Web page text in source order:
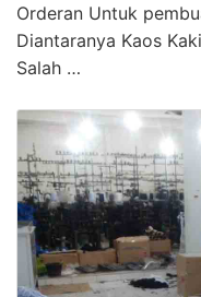
Orderan Untuk
Diantaranya Kaos
Salah …